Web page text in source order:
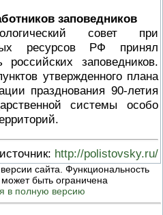
заповедников
совет при
ресурсов РФ принял
заповедников.
утвержденного плана
празднования 90-летия
системы особо
источник: http://polistovsky.ru/
сайта. Функциональность
быть ограничена
в полную версию